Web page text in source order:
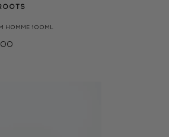
HOMME 100ML